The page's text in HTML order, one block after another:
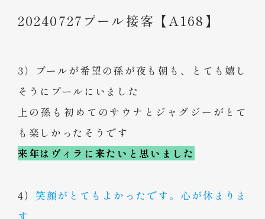
20240727プール接客【A168】
3）プールが希望の孫が夜も朝も、とても嬉し
そうにプールにいました
上の孫も初めてのサウナとジャグジーがとて
も楽しかったそうです
来年はヴィラに来たいと思いました
4） 笑顔がとてもよかったです。心が休まりま
す